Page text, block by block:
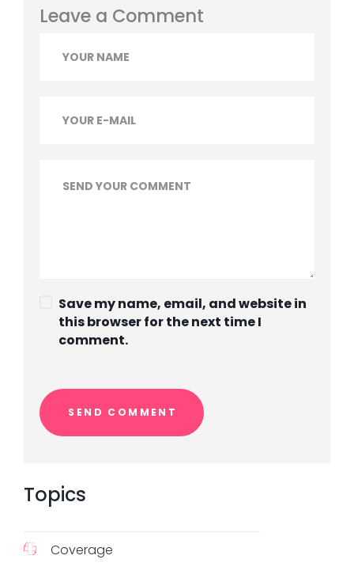
Leave a Comment
Save my name, email, and website in
this browser for the next time I
comment.
Topics
Coverage